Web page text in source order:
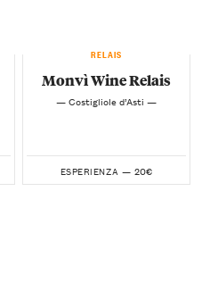
RELAIS
Monvì Wine Relais
— Costigliole d’Asti —
ESPERIENZA — 20€